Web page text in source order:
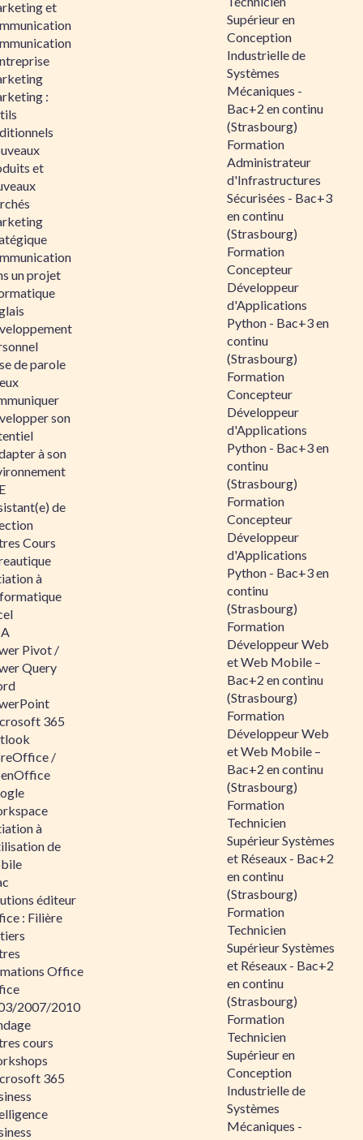
et
:
et
un projet
de parole
son
à son
de
Cours
à
Pivot /
Query
365
/
à
de
éditeur
: Filière
Office
2007/2010
cours
365
Supérieur en
Conception
Industrielle de
Systèmes
Mécaniques -
Bac+2 en continu
(Strasbourg)
Formation
Administrateur
d'Infrastructures
Sécurisées - Bac+3
en continu
(Strasbourg)
Formation
Concepteur
Développeur
d'Applications
Python - Bac+3 en
continu
(Strasbourg)
Formation
Concepteur
Développeur
d'Applications
Python - Bac+3 en
continu
(Strasbourg)
Formation
Concepteur
Développeur
d'Applications
Python - Bac+3 en
continu
(Strasbourg)
Formation
Développeur Web
et Web Mobile –
Bac+2 en continu
(Strasbourg)
Formation
Développeur Web
et Web Mobile –
Bac+2 en continu
(Strasbourg)
Formation
Technicien
Supérieur Systèmes
et Réseaux - Bac+2
en continu
(Strasbourg)
Formation
Technicien
Supérieur Systèmes
et Réseaux - Bac+2
en continu
(Strasbourg)
Formation
Technicien
Supérieur en
Conception
Industrielle de
Systèmes
Mécaniques -